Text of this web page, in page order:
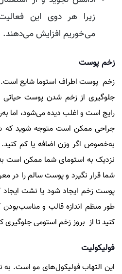
زیرا هر دوی این
می‌خوریم افزایش می‌دهند.
زخم پوست
زخم پوست اطراف استوما شایع
جلوگیری از زخم شدن پوست
رایج است و اغلب دیده می‌شود، اما
جراحی ممکن است متوجه شوید که
به‌خصوص اگر وزن اضافه یا کم
نزدیک به استومای شما ممکن است
شما قرار نگیرد و پوست سالم را در
پوست زخم ایجاد شود یا نشت ایجاد
طور منظم اندازه قالب و
کنید تا از بروز زخم استومی جلوگیری
فولیکولیت
این التهاب فولیکول‌های مو است.